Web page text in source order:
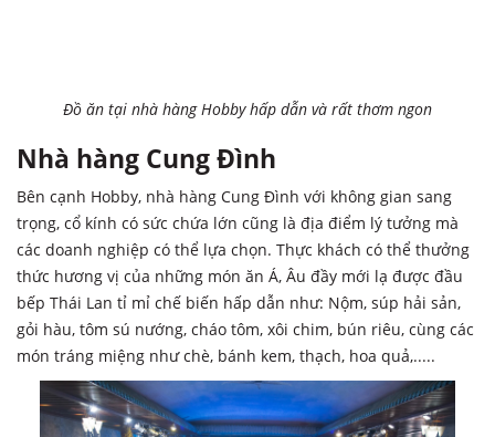
Đồ ăn tại nhà hàng Hobby hấp dẫn và rất thơm ngon
Nhà hàng Cung Đình
Bên cạnh Hobby, nhà hàng Cung Đình với không gian sang
trọng, cổ kính có sức chứa lớn cũng là địa điểm lý tưởng mà
các doanh nghiệp có thể lựa chọn. Thực khách có thể thưởng
thức hương vị của những món ăn Á, Âu đầy mới lạ được đầu
bếp Thái Lan tỉ mỉ chế biến hấp dẫn như: Nộm, súp hải sản,
gỏi hàu, tôm sú nướng, cháo tôm, xôi chim, bún riêu, cùng các
món tráng miệng như chè, bánh kem, thạch, hoa quả,.....